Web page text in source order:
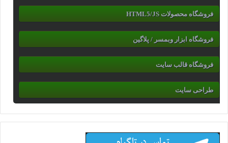
فروشگاه محصولات HTML5/JS
فروشگاه ابزار وبمسر / پلاگین
فروشگاه قالب سایت
طراحی سایت